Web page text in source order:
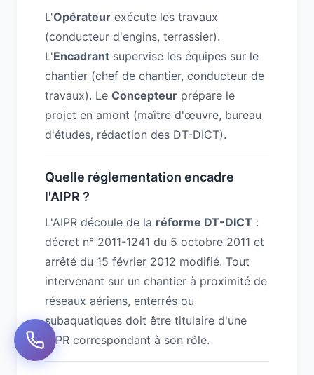
L'Opérateur exécute les travaux
(conducteur d'engins, terrassier).
L'Encadrant supervise les équipes sur le
chantier (chef de chantier, conducteur de
travaux). Le Concepteur prépare le
projet en amont (maître d'œuvre, bureau
d'études, rédaction des DT-DICT).
Quelle réglementation encadre
l'AIPR ?
L'AIPR découle de la réforme DT-DICT :
décret n° 2011-1241 du 5 octobre 2011 et
arrêté du 15 février 2012 modifié. Tout
intervenant sur un chantier à proximité de
réseaux aériens, enterrés ou
subaquatiques doit être titulaire d'une
AIPR correspondant à son rôle.